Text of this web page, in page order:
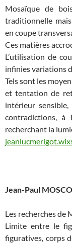
Mosaïque de
traditionnelle
en coupe
Ces matières
L’utilisation de
infinies variations
Tels sont les
et tentation de
intérieur
contradictions, à
recherchant la
Jean-Paul
Les recherches de
Limite entre le
figuratives, corps